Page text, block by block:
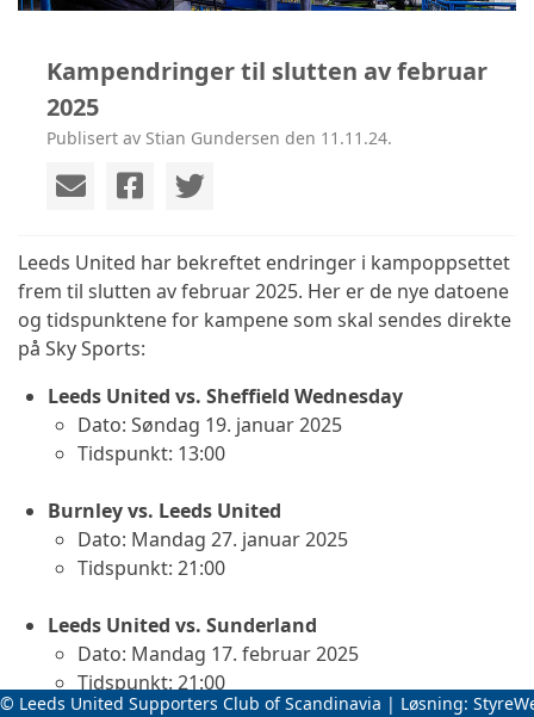
Kampendringer til slutten av februar
2025
Publisert av Stian Gundersen den 11.11.24.
Leeds United har bekreftet endringer i kampoppsettet
frem til slutten av februar 2025. Her er de nye datoene
og tidspunktene for kampene som skal sendes direkte
på Sky Sports:
Leeds United vs. Sheffield Wednesday
Dato: Søndag 19. januar 2025
Tidspunkt: 13:00
Burnley vs. Leeds United
Dato: Mandag 27. januar 2025
Tidspunkt: 21:00
Leeds United vs. Sunderland
Dato: Mandag 17. februar 2025
Tidspunkt: 21:00
© Leeds United Supporters Club of Scandinavia | Løsning: